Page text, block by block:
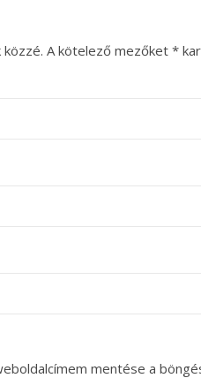
A kötelező mezőket *
mentése a